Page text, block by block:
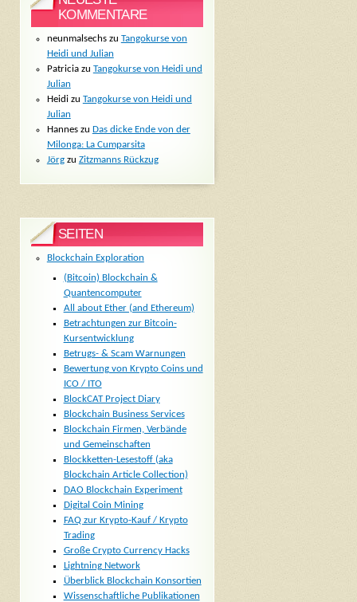
KOMMENTARE
neunmalsechszu Tangokurse von
Heidi und Julian
Patriciazu Tangokurse von Heidi und
Julian
Heidizu Tangokurse von Heidi und
Julian
Hanneszu Das dicke Ende von der
Milonga: La Cumparsita
Jörgzu Zitzmanns Rückzug
SEITEN
Blockchain Exploration
(Bitcoin) Blockchain &
Quantencomputer
All about Ether (and Ethereum)
Betrachtungen zur Bitcoin-
Kursentwicklung
Betrugs- & Scam Warnungen
Bewertung von Krypto Coins und
ICO / ITO
BlockCAT Project Diary
Blockchain Business Services
Blockchain Firmen, Verbände
und Gemeinschaften
Blockketten-Lesestoff (aka
Blockchain Article Collection)
DAO Blockchain Experiment
Digital Coin Mining
FAQ zur Krypto-Kauf / Krypto
Trading
Große Crypto Currency Hacks
Lightning Network
Überblick Blockchain Konsortien
Wissenschaftliche Publikationen